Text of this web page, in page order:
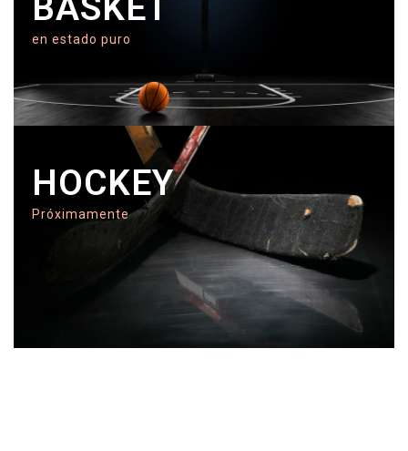
en estado puro
HOCKEY
Próximamente